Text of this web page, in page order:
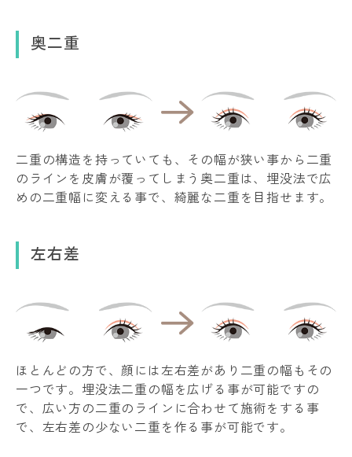
奥二重
二重の構造を持っていても、その幅が狭い事から二重
のラインを皮膚が覆ってしまう奥二重は、埋没法で広
めの二重幅に変える事で、綺麗な二重を目指せます。
左右差
ほとんどの方で、顔には左右差があり二重の幅もその
一つです。埋没法二重の幅を広げる事が可能ですの
で、広い方の二重のラインに合わせて施術をする事
で、左右差の少ない二重を作る事が可能です。